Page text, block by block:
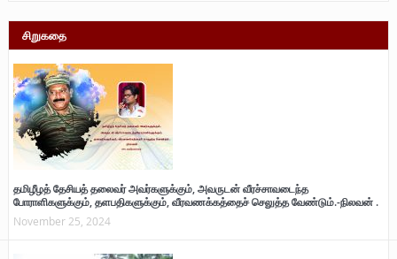
சிறுகதை
தமிழீழத் தேசியத் தலைவர் அவர்களுக்கும், அவருடன் வீரச்சாவடைந்த
போராளிகளுக்கும், தளபதிகளுக்கும், வீரவணக்கத்தைச் செலுத்த வேண்டும்.-நிலவன் .
November 25, 2024